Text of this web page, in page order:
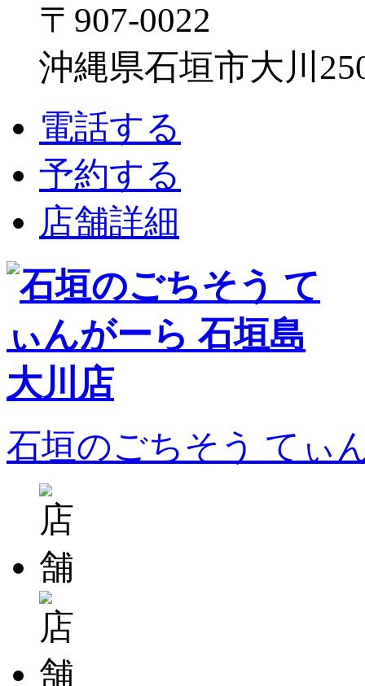
〒907-0022
沖縄県石垣市大川
電話する
予約する
店舗詳細
石垣のごちそう てぃ